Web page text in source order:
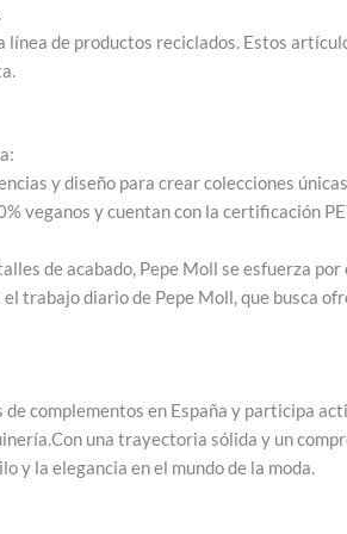
de productos reciclados. Estos
y diseño para crear colecciones
veganos y cuentan con la certificación
de acabado, Pepe Moll se esfuerza
trabajo diario de Pepe Moll, que busca
complementos en España y participa
una trayectoria sólida y un
y la elegancia en el mundo de la moda.